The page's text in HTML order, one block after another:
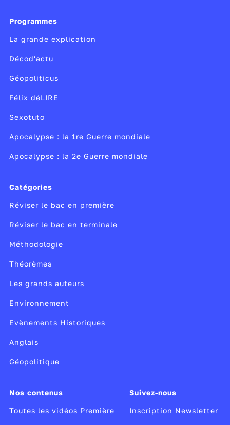
des chevaliers entrés dans la légende ⚔️.
Programmes
La grande explication
Décod'actu
Géopoliticus
Félix déLIRE
Sexotuto
Apocalypse : la 1re Guerre mondiale
Apocalypse : la 2e Guerre mondiale
Catégories
Réviser le bac en première
Réviser le bac en terminale
Méthodologie
Théorèmes
Les grands auteurs
Environnement
Evènements Historiques
Anglais
Géopolitique
Nos contenus
Toutes les vidéos Première
Suivez-nous
Inscription Newsletter